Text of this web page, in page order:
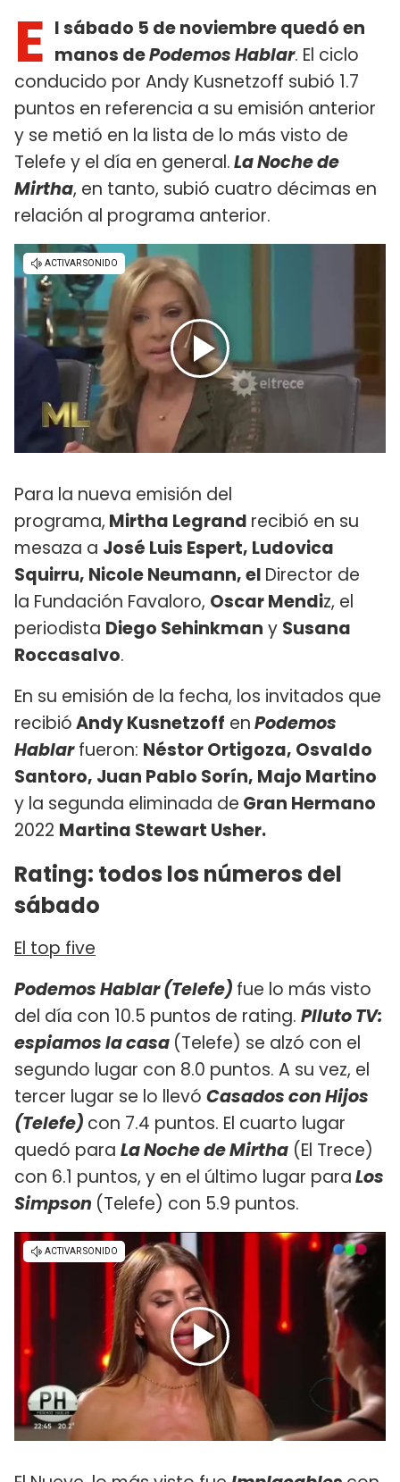
E l sábado 5 de noviembre quedó en
manos dePodemos Hablar. El ciclo
conducido por Andy Kusnetzoff subió 1.7
puntos en referencia a su emisión anterior
y se metió en la lista de lo más visto de
Telefe y el día en general.La Noche de
Mirtha, en tanto, subió cuatro décimas en
relación al programa anterior.
Para la nueva emisión del
programa, Mirtha Legrand recibió en su
mesaza a José Luis Espert, Ludovica
Squirru, Nicole Neumann, el Director de
la Fundación Favaloro, Oscar Mendiz, el
periodista Diego Sehinkman y Susana
Roccasalvo.
En su emisión de la fecha, los invitados que
recibióAndy Kusnetzoff enPodemos
Hablarfueron: Néstor Ortigoza, Osvaldo
Santoro, Juan Pablo Sorín, Majo Martino
y la segunda eliminada de Gran Hermano
2022 Martina Stewart Usher.
Rating: todos los números del
sábado
El top five
Podemos Hablar (Telefe) fue lo más visto
del día con 10.5 puntos de rating. Plluto TV:
espiamos la casa (Telefe) se alzó con el
segundo lugar con 8.0 puntos. A su vez, el
tercer lugar se lo llevó Casados con Hijos
(Telefe) con 7.4 puntos. El cuarto lugar
quedó para La Noche de Mirtha (El Trece)
con 6.1 puntos, y en el último lugar paraLos
Simpson (Telefe) con 5.9 puntos.